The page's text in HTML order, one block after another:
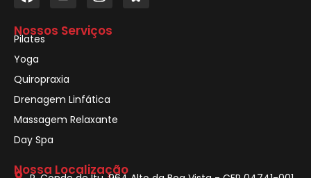
Nossos Serviços
Pilates
Yoga
Quiropraxia
Drenagem Linfática
Massagem Relaxante
Day Spa
Nossa Localização